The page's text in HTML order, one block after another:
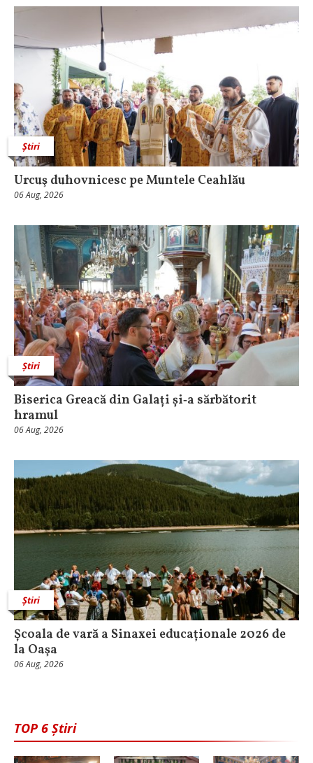
Știri
Urcuş duhovnicesc pe Muntele Ceahlău
06 Aug, 2026
Știri
Biserica Greacă din Galați și‑a sărbătorit
hramul
06 Aug, 2026
Știri
Școala de vară a Sinaxei educaționale 2026 de
la Oaşa
06 Aug, 2026
TOP 6 Știri